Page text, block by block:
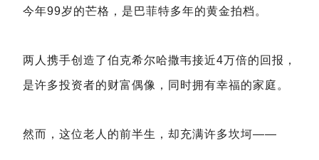
今年99岁的芒格，是巴菲特多年的黄金拍档。
两人携手创造了伯克希尔哈撒韦接近4万倍的回报，
是许多投资者的财富偶像，同时拥有幸福的家庭。
然而，这位老人的前半生，却充满许多坎坷——